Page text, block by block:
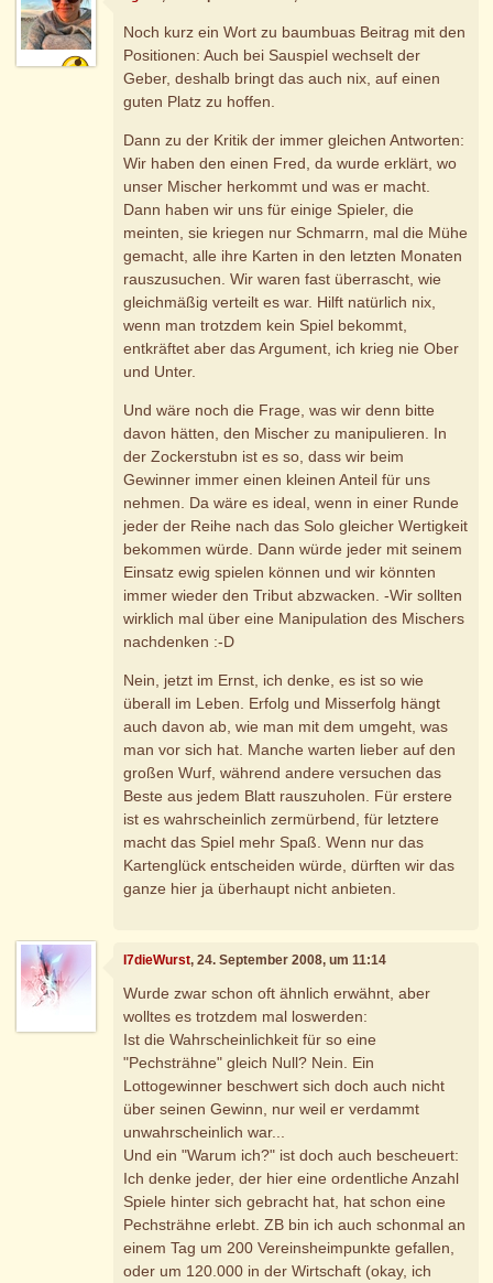
Noch kurz ein Wort zu baumbuas Beitrag mit den
Positionen: Auch bei Sauspiel wechselt der
Geber, deshalb bringt das auch nix, auf einen
guten Platz zu hoffen.
Dann zu der Kritik der immer gleichen Antworten:
Wir haben den einen Fred, da wurde erklärt, wo
unser Mischer herkommt und was er macht.
Dann haben wir uns für einige Spieler, die
meinten, sie kriegen nur Schmarrn, mal die Mühe
gemacht, alle ihre Karten in den letzten Monaten
rauszusuchen. Wir waren fast überrascht, wie
gleichmäßig verteilt es war. Hilft natürlich nix,
wenn man trotzdem kein Spiel bekommt,
entkräftet aber das Argument, ich krieg nie Ober
und Unter.
Und wäre noch die Frage, was wir denn bitte
davon hätten, den Mischer zu manipulieren. In
der Zockerstubn ist es so, dass wir beim
Gewinner immer einen kleinen Anteil für uns
nehmen. Da wäre es ideal, wenn in einer Runde
jeder der Reihe nach das Solo gleicher Wertigkeit
bekommen würde. Dann würde jeder mit seinem
Einsatz ewig spielen können und wir könnten
immer wieder den Tribut abzwacken. -Wir sollten
wirklich mal über eine Manipulation des Mischers
nachdenken :-D
Nein, jetzt im Ernst, ich denke, es ist so wie
überall im Leben. Erfolg und Misserfolg hängt
auch davon ab, wie man mit dem umgeht, was
man vor sich hat. Manche warten lieber auf den
großen Wurf, während andere versuchen das
Beste aus jedem Blatt rauszuholen. Für erstere
ist es wahrscheinlich zermürbend, für letztere
macht das Spiel mehr Spaß. Wenn nur das
Kartenglück entscheiden würde, dürften wir das
ganze hier ja überhaupt nicht anbieten.
I7dieWurst, 24. September 2008, um 11:14
Wurde zwar schon oft ähnlich erwähnt, aber
wolltes es trotzdem mal loswerden:
Ist die Wahrscheinlichkeit für so eine
"Pechsträhne" gleich Null? Nein. Ein
Lottogewinner beschwert sich doch auch nicht
über seinen Gewinn, nur weil er verdammt
unwahrscheinlich war...
Und ein "Warum ich?" ist doch auch bescheuert:
Ich denke jeder, der hier eine ordentliche Anzahl
Spiele hinter sich gebracht hat, hat schon eine
Pechsträhne erlebt. ZB bin ich auch schonmal an
einem Tag um 200 Vereinsheimpunkte gefallen,
oder um 120.000 in der Wirtschaft (okay, ich